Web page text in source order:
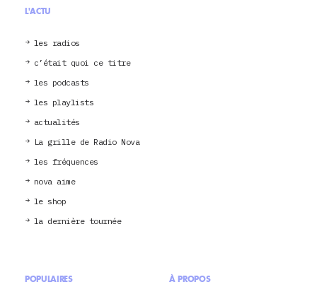
L'ACTU
les radios
c’était quoi ce titre
les podcasts
les playlists
actualités
La grille de Radio Nova
les fréquences
nova aime
le shop
la dernière tournée
POPULAIRES À PROPOS